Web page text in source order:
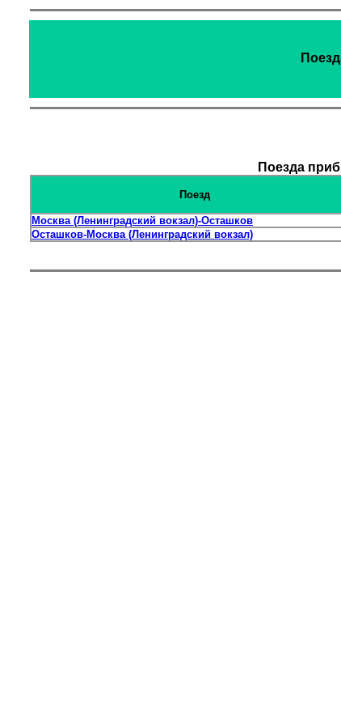
Поезда
Поезд
Москва (Ленинградский вокзал)-Осташков
Осташков-Москва (Ленинградский вокзал)